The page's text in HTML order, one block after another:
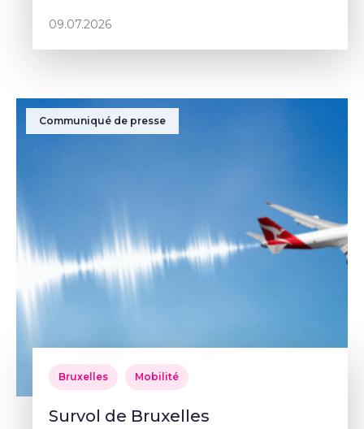
abîmé la confiance des Bruxellois dans le
logement social. Mais depuis le
09.07.2026
Communiqué de presse
Bruxelles Mobilité
Survol de Bruxelles